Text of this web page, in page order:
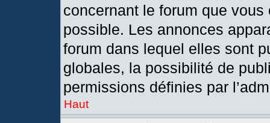
concernant le forum que
possible. Les annonces
forum dans lequel elles sont
globales, la possibilité de
permissions définies par
Haut